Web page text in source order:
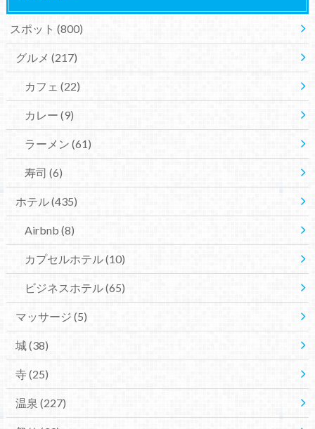
スポット (800)
グルメ (217)
カフェ (22)
カレー (9)
ラーメン (61)
寿司 (6)
ホテル(435)
Airbnb (8)
カプセルホテル(10)
ビジネスホテル(65)
マッサージ (5)
城(38)
寺(25)
温泉 (227)